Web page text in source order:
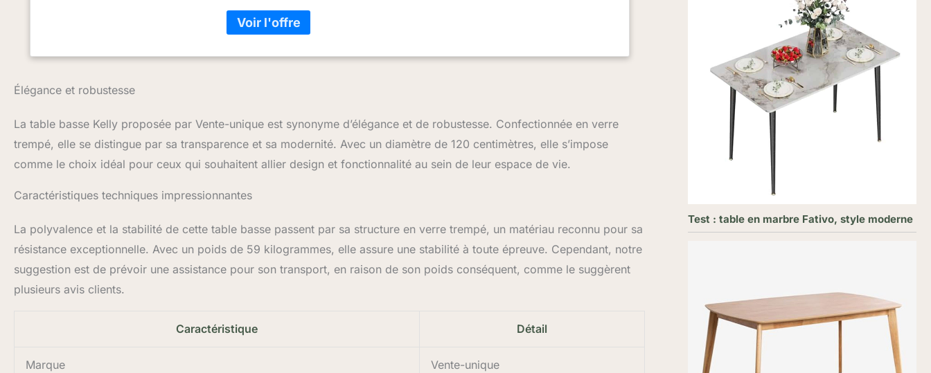
satisfaction grâce à son excellent rapport qualité-prix, à un service fiable et à une
livraison rapide.
Élégance et robustesse
La table basse Kelly proposée par Vente-unique est synonyme d’élégance et de robustesse. Confectionnée en verre
trempé, elle se distingue par sa transparence et sa modernité. Avec un diamètre de 120 centimètres, elle s’impose
comme le choix idéal pour ceux qui souhaitent allier design et fonctionnalité au sein de leur espace de vie.
Caractéristiques techniques impressionnantes
La polyvalence et la stabilité de cette table basse passent par sa structure en verre trempé, un matériau reconnu pour sa
résistance exceptionnelle. Avec un poids de 59 kilogrammes, elle assure une stabilité à toute épreuve. Cependant, notre
suggestion est de prévoir une assistance pour son transport, en raison de son poids conséquent, comme le suggèrent
plusieurs avis clients.
Caractéristique Détail
Marque Vente-unique
Test : table en marbre Fativo, style moderne